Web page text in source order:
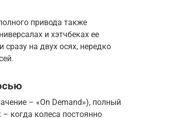
привода также
и хэтчбеках ее
на двух осях, нередко
– «On Demand»), полный
когда колеса постоянно